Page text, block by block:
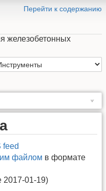
Перейти к содержанию
железобетонных
feed
файлом в формате
2017-01-19)